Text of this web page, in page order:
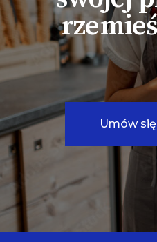
Umów